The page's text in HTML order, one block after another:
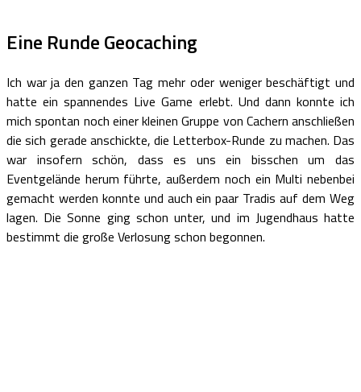
Eine Runde Geocaching
Ich war ja den ganzen Tag mehr oder weniger beschäftigt und
hatte ein spannendes Live Game erlebt. Und dann konnte ich
mich spontan noch einer kleinen Gruppe von Cachern anschließen
die sich gerade anschickte, die Letterbox-Runde zu machen. Das
war insofern schön, dass es uns ein bisschen um das
Eventgelände herum führte, außerdem noch ein Multi nebenbei
gemacht werden konnte und auch ein paar Tradis auf dem Weg
lagen. Die Sonne ging schon unter, und im Jugendhaus hatte
bestimmt die große Verlosung schon begonnen.